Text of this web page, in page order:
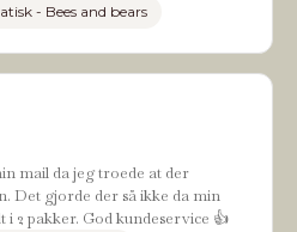
- Bees and bears
mail da jeg troede at der
Det gjorde der så ikke da min
i 2 pakker. God kundeservice 👍